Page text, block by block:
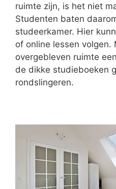
ruimte zijn, is het niet
Studenten baten
studeerkamer. Hier
of online lessen volgen.
overgebleven ruimte
de dikke studieboeken
rondslingeren.